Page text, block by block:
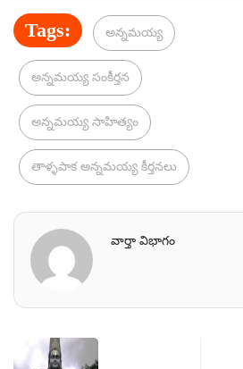
Tags: అన్నమయ్య
అన్నమయ్య సంకీర్తన
అన్నమయ్య సాహిత్యం
తాళ్ళపాక అన్నమయ్య కీర్తనలు
వార్తా విభాగం